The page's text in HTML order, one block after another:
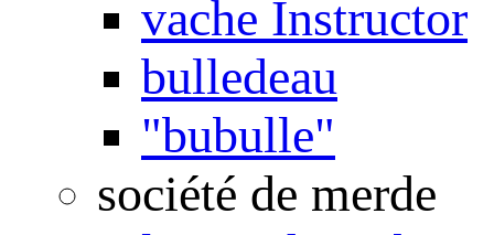
vache Instructor
bulledeau
"bubulle"
société de merde